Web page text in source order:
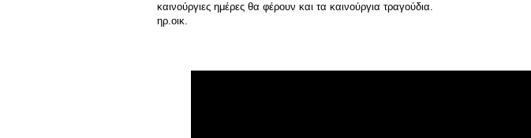
καινούργιες ημέρες θα φέρουν και τα καινούργια τραγούδια.
ηρ.οικ.